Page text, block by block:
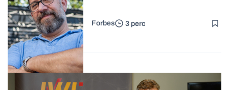
Forbes-sztori
Forbes 3 perc